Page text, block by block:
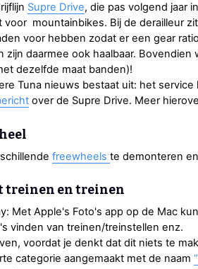
Supre Drive, die pas volgend jaar
voor mountainbikes. Bij de derailleur
voor hebben zodat er een gear
zijn daarmee ook haalbaar.
dezelfde maat banden)!
Tuna nieuws bestaat uit: het
over de Supre Drive. Meer
freewheels te demonteren
treinen en treinen
Met Apple's Foto's app op de Mac
vinden van treinen/treinstellen enz.
voordat je denkt dat dit niets te
categorie aangemaakt met de naam